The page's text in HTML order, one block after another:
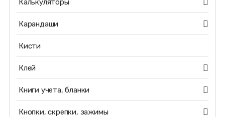
Калькуляторы
Карандаши
Кисти
Клей
Книги учета, бланки
Кнопки, скрепки, зажимы